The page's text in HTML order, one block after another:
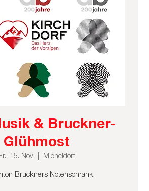
& Bruckner-
Glühmost
Fr., 15. Nov. Micheldorf
Bruckners Notenschrank